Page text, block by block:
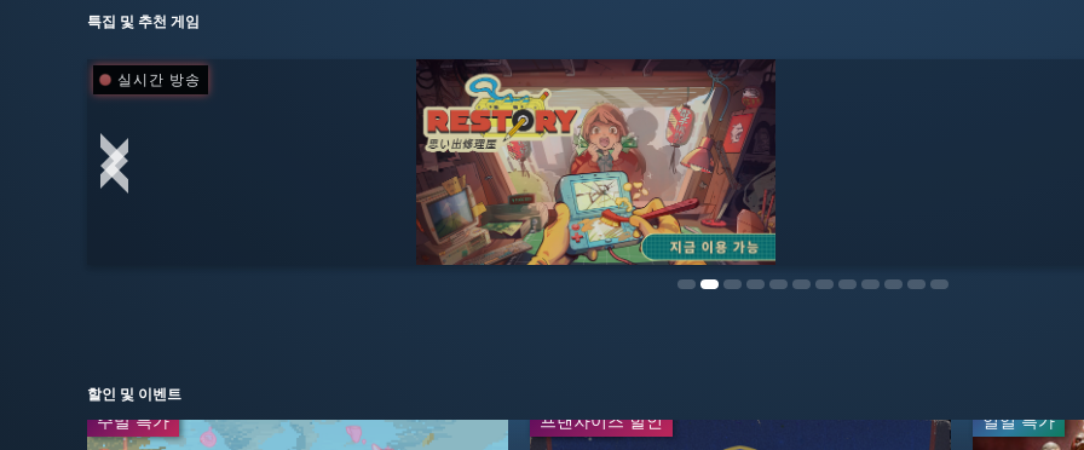
특집 및 추천 게임
실시간 방송
할인 및 이벤트
주말 특가 프랜차이즈 할인 일일 특가
주말 특가 주말 특가 일일 특가
일일 특가
실시간 방송